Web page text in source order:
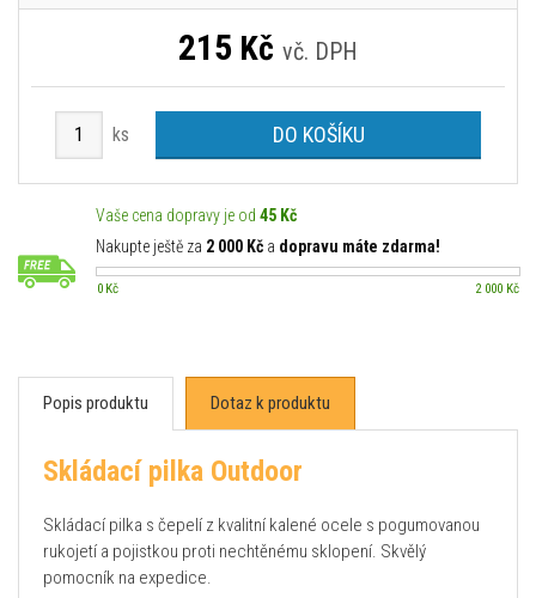
215 Kč vč. DPH
ks DO KOŠÍKU
Vaše cena dopravy je od 45 Kč
Nakupte ještě za 2 000 Kč a dopravu máte zdarma!
0 Kč 2 000 Kč
Popis produktu Dotaz k produktu
Skládací pilka Outdoor
Skládací pilka s čepelí z kvalitní kalené ocele s pogumovanou
rukojetí a pojistkou proti nechtěnému sklopení. Skvělý
pomocník na expedice.